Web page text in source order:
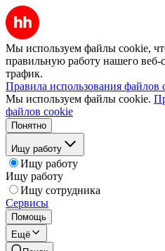
Мы используем файлы cookie,
правильную работу нашего веб-
трафик.
Правила использования файлов
Мы используем файлы cookie.
файлов cookie
Понятно
Ищу работу
Ищу работу
Ищу работу
Ищу сотрудника
Сервисы
Помощь
Ещё